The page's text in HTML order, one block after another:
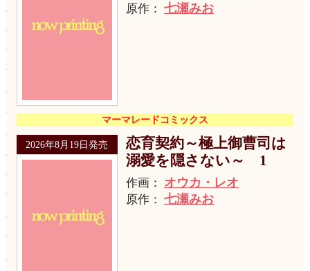
原作： 七瀬みお
マーマレードコミックス
2026年8月19日発売
恋育契約～極上御曹司は
溺愛を隠さない～ 1
作画： オウカ・レオ
原作： 七瀬みお